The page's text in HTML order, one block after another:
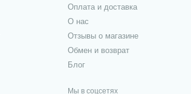
Оплата и доставка
О нас
Отзывы о магазине
Обмен и возврат
Блог
Мы в соцсетях